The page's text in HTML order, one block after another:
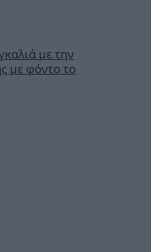
με την
με φόντο το